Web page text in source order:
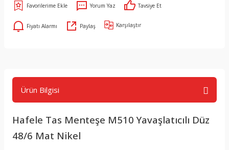
Yorum Yaz Tavsiye Et
Fiyatı Alarmı Paylaş Karşılaştır
Ürün Bilgisi
Hafele Tas Menteşe M510 Yavaşlatıcılı Düz
48/6 Mat Nikel